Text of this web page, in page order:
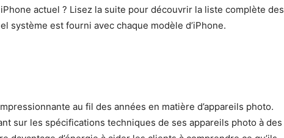
actuel ? Lisez la suite pour découvrir la liste complète des
système est fourni avec chaque modèle d’iPhone.
au fil des années en matière d’appareils photo.
sur les spécifications techniques de ses appareils photo à des